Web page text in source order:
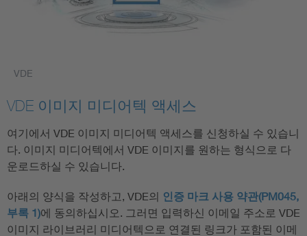
VDE
VDE 이미지 미디어텍 액세스
여기에서 VDE 이미지 미디어텍 액세스를 신청하실 수 있습니
다. 이미지 미디어텍에서 VDE 이미지를 원하는 형식으로 다
운로드하실 수 있습니다.
아래의 양식을 작성하고, VDE의 인증 마크 사용 약관(PM045,
부록 1)에 동의하십시오. 그러면 입력하신 이메일 주소로 VDE
이미지 라이브러리 미디어텍으로 연결된 링크가 포함된 이메